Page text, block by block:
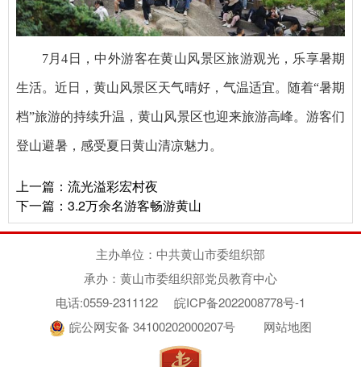
7月4日，中外游客在黄山风景区旅游观光，乐享暑期
生活。近日，黄山风景区天气晴好，气温适宜。随着“暑期
档”旅游的持续升温，黄山风景区也迎来旅游高峰。游客们
登山避暑，感受夏日黄山清凉魅力。
上一篇： 流光溢彩宏村夜
下一篇： 3.2万余名游客畅游黄山
主办单位：中共黄山市委组织部
承办：黄山市委组织部党员教育中心
电话:0559-2311122
皖ICP备2022008778号-1
皖公网安备 34100202000207号
网站地图